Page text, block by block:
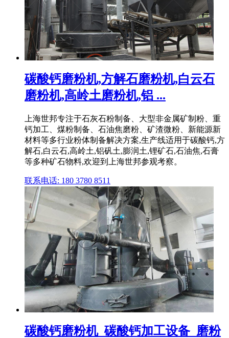
碳酸钙磨粉机,方解石磨粉机,白云石
磨粉机,高岭土磨粉机,铝 ...
上海世邦专注于石灰石粉制备、大型非金属矿制粉、重
钙加工、煤粉制备、石油焦磨粉、矿渣微粉、新能源新
材料等多行业粉体制备解决方案,生产线适用于碳酸钙,方
解石,白云石,高岭土,铝矾土,膨润土,锂矿石,石油焦,石膏
等多种矿石物料,欢迎到上海世邦参观考察。
联系电话: 180 3780 8511
碳酸钙磨粉机_碳酸钙加工设备_磨粉